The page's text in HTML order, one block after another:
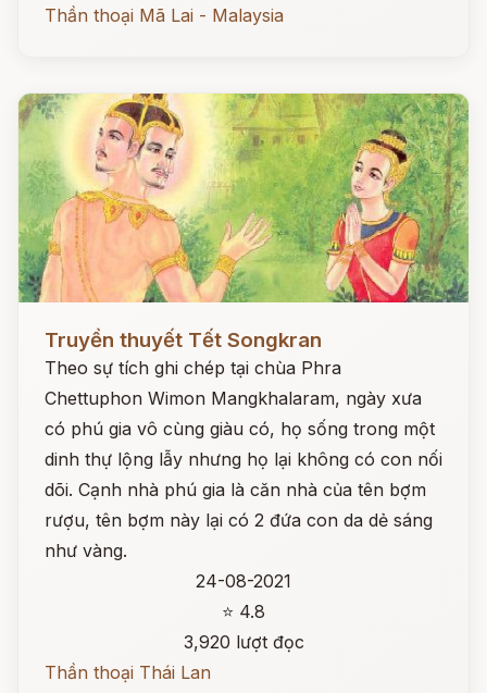
Thần thoại Mã Lai - Malaysia
Đọc ngay
Truyền thuyết Tết Songkran
Theo sự tích ghi chép tại chùa Phra
Chettuphon Wimon Mangkhalaram, ngày xưa
có phú gia vô cùng giàu có, họ sống trong một
dinh thự lộng lẫy nhưng họ lại không có con nối
dõi. Cạnh nhà phú gia là căn nhà của tên bợm
rượu, tên bợm này lại có 2 đứa con da dẻ sáng
như vàng.
24-08-2021
⭐ 4.8
3,920 lượt đọc
Thần thoại Thái Lan